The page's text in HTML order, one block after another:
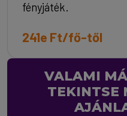
fényjáték.
241e Ft/fő-től
VALAMI
TEKINTSE